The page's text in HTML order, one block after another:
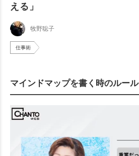
える」
牧野聡子
仕事術
マインドマップを書く時のルール